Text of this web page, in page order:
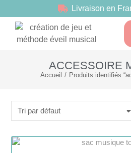
Livraison en
ACCESSOIRE
Vous êtes ici :
Accueil Produits identifiés